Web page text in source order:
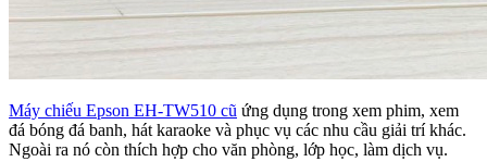
Máy chiếu Epson EH-TW510 cũ ứng dụng trong xem phim, xem
đá bóng đá banh, hát karaoke và phục vụ các nhu cầu giải trí khác.
Ngoài ra nó còn thích hợp cho văn phòng, lớp học, làm dịch vụ.